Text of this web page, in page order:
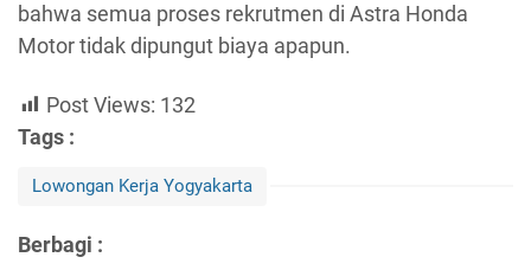
bahwa semua proses rekrutmen di Astra Honda
Motor tidak dipungut biaya apapun.
Post Views: 132
Tags :
Lowongan Kerja Yogyakarta
Berbagi :